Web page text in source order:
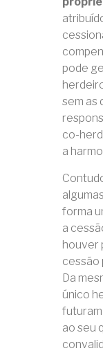
pode
sem as
co-
a
forma
a
houver
cessão
Da
único
ao seu